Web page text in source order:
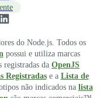
do Node.js. Todos os
possui e utiliza marcas
registradas da OpenJS
Registradase a Lista de
não indicados na lista